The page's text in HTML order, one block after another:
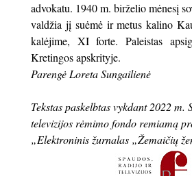
advokatu. 1940 m. birželio mėnesį
valdžia jį suėmė ir metus kalino
kalėjime, XI forte. Paleistas
Kretingos apskrityje.
Parengė Loreta Sungailienė
Tekstas paskelbtas vykdant 2022
televizijos rėmimo fondo remiamą
„Elektroninis žurnalas „Žemaičių